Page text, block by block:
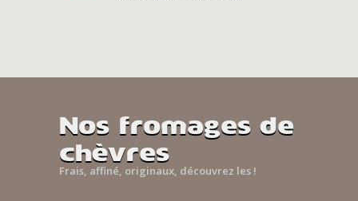
Nos fromages de
chèvres
Frais, affiné, originaux, découvrez les !